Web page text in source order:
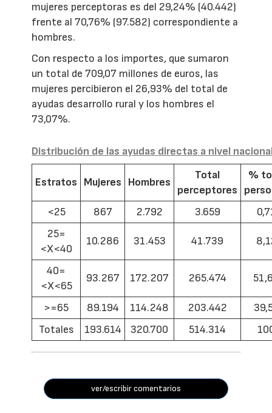
mujeres perceptoras es del 29,24% (40.442)
frente al 70,76% (97.582) correspondiente a
hombres.
Con respecto a los importes, que sumaron
un total de 709,07 millones de euros, las
mujeres percibieron el 26,93% del total de
ayudas desarrollo rural y los hombres el
73,07%.
Distribución de las ayudas directas a nivel
Estratos Mujeres Hombres
Total
perceptores
%
<25
867 2.792 3.659
25=
<X<40
10.286 31.453 41.739
40=
<X<65
93.267 172.207 265.474
>=65 89.194 114.248 203.442
Totales
193.614 320.700 514.314
ver/escribir comentarios